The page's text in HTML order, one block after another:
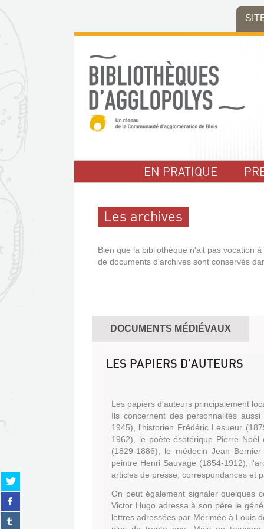
menu
contenu
la
EN PRATIQUE
Partager
sur
twitter
(Nouvelle
fenêtre)
Partager
sur
facebook
Partager
Les archives
Bien que la bibliothèque n'ait pas vocation
de documents d'archives sont conservés
DOCUMENTS MÉDIÉVAUX
LES PAPIERS D'AUTEURS
Les papiers d'auteurs principalement
Ils concernent des personnalités
1945), l'historien Frédéric Lesueur
1962), le poète ésotérique Pierre
(1829-1886), le médecin Jean
peintre Henri Sauvage (1854-1912),
articles de presse, correspondances et
On peut également signaler quelques
Victor Hugo adressa à son père le
lettres adressées par Mérimée à Louis